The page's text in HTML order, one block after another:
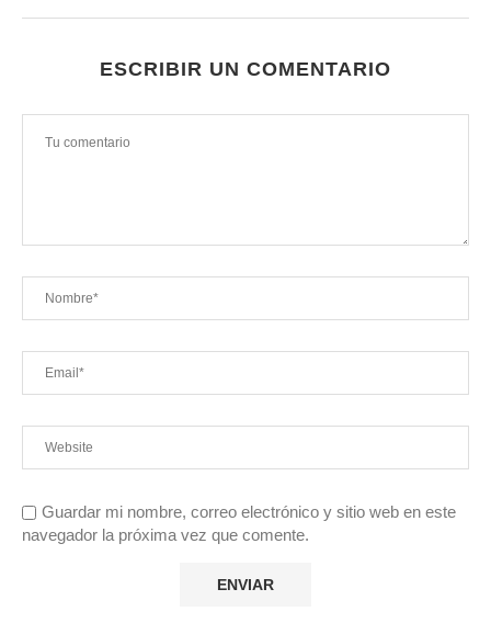
ESCRIBIR UN COMENTARIO
Guardar mi nombre, correo electrónico y sitio web en este
navegador la próxima vez que comente.